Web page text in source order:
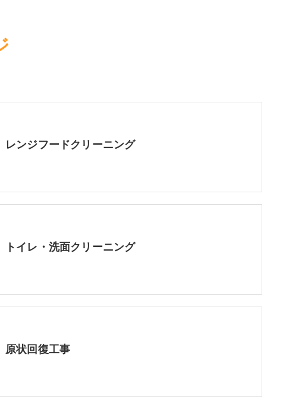
レンジフードクリーニング
トイレ・洗面クリーニング
原状回復工事